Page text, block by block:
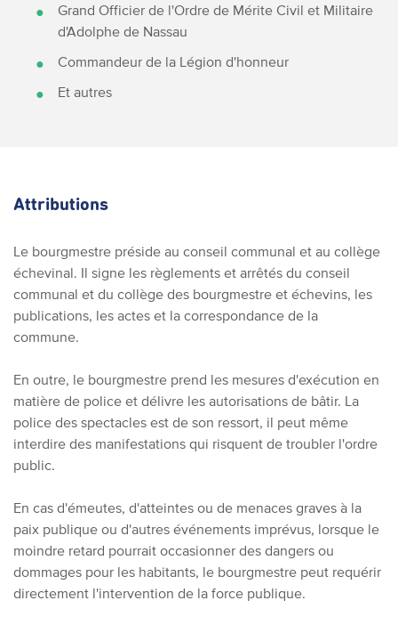
Grand Officier de l'Ordre de Mérite Civil et Militaire
d'Adolphe de Nassau
Commandeur de la Légion d'honneur
Et autres
Attributions
Le bourgmestre préside au conseil communal et au collège
échevinal. Il signe les règlements et arrêtés du conseil
communal et du collège des bourgmestre et échevins, les
publications, les actes et la correspondance de la
commune.
En outre, le bourgmestre prend les mesures d'exécution en
matière de police et délivre les autorisations de bâtir. La
police des spectacles est de son ressort, il peut même
interdire des manifestations qui risquent de troubler l'ordre
public.
En cas d'émeutes, d'atteintes ou de menaces graves à la
paix publique ou d'autres événements imprévus, lorsque le
moindre retard pourrait occasionner des dangers ou
dommages pour les habitants, le bourgmestre peut requérir
directement l'intervention de la force publique.